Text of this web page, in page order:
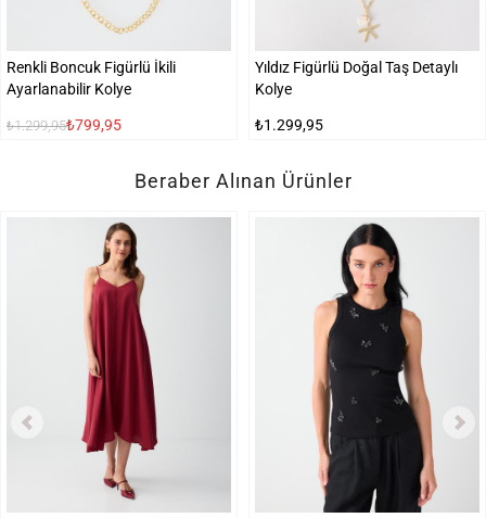
Renkli Boncuk Figürlü İkili
Ayarlanabilir Kolye
₺1.299,95₺799,95
Yıldız Figürlü Doğal Taş Detaylı
Kolye
₺1.299,95
Beraber Alınan Ürünler